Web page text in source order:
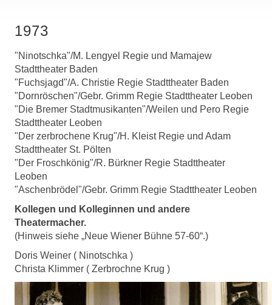
1973
"Ninotschka"/M. Lengyel Regie und Mamajew
Stadttheater Baden
"Fuchsjagd"/A. Christie Regie Stadttheater Baden
"Dornröschen"/Gebr. Grimm Regie Stadttheater Leoben
"Die Bremer Stadtmusikanten"/Weilen und Pero Regie
Stadttheater Leoben
"Der zerbrochene Krug"/H. Kleist Regie und Adam
Stadttheater St. Pölten
"Der Froschkönig"/R. Bürkner Regie Stadttheater
Leoben
"Aschenbrödel"/Gebr. Grimm Regie Stadttheater Leoben
Kollegen und Kolleginnen und andere
Theatermacher.
(Hinweis siehe „Neue Wiener Bühne 57-60“.)
Doris Weiner ( Ninotschka )
Christa Klimmer ( Zerbrochne Krug )